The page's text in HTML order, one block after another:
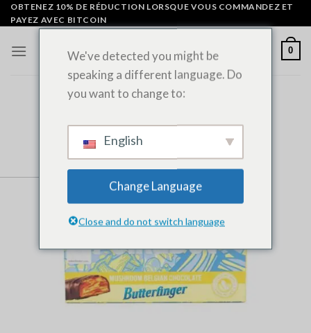
Skip
to
OBTENEZ 10% DE RÉDUCTION LORSQUE VOUS COMMANDEZ ET
PAYEZ AVEC BITCOIN
0
We've detected you might be
speaking a different language. Do
you want to change to:
English
Change Language
Close and do not switch language